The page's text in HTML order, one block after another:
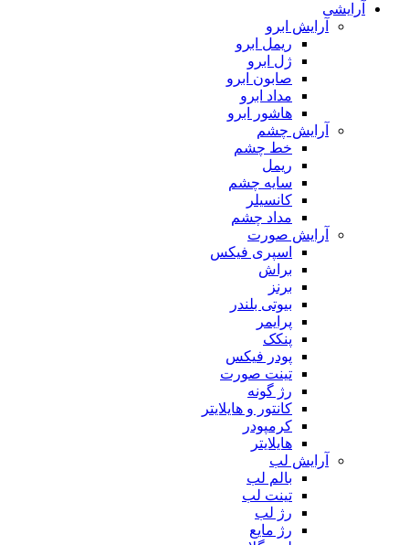
آرایشی
آرایش ابرو
ریمل ابرو
ژل ابرو
صابون ابرو
مداد ابرو
هاشور ابرو
آرایش چشم
خط چشم
ریمل
سایه چشم
کانسیلر
مداد چشم
آرایش صورت
اسپری فیکس
براش
برنز
بیوتی بلندر
پرایمر
پنکک
پودر فیکس
تینت صورت
رژ گونه
کانتور و هایلایتر
کرمپودر
هایلایتر
آرایش لب
بالم لب
تینت لب
رژ لب
رژ مایع